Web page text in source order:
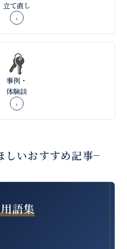
立て直し
›
事例・
体験談
›
しいおすすめ記事